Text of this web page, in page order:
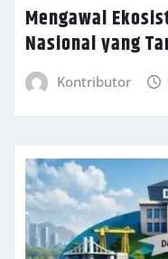
Mengawal
Nasional yang
Kontributor